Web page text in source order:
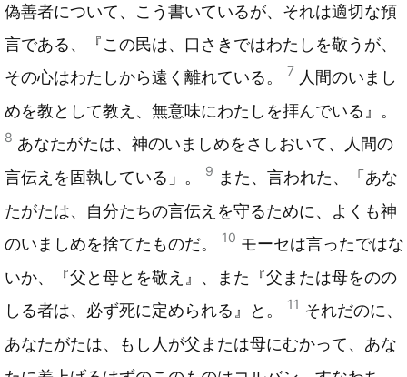
偽善者について、こう書いているが、それは適切な預
言である、『この民は、口さきではわたしを敬うが、
その心はわたしから遠く離れている。
7 人間のいまし
めを教として教え、無意味にわたしを拝んでいる』。
8 あなたがたは、神のいましめをさしおいて、人間の
言伝えを固執している」。
9 また、言われた、「あな
たがたは、自分たちの言伝えを守るために、よくも神
のいましめを捨てたものだ。
10 モーセは言ったではな
いか、『父と母とを敬え』、また『父または母をのの
しる者は、必ず死に定められる』と。
11 それだのに、
あなたがたは、もし人が父または母にむかって、あな